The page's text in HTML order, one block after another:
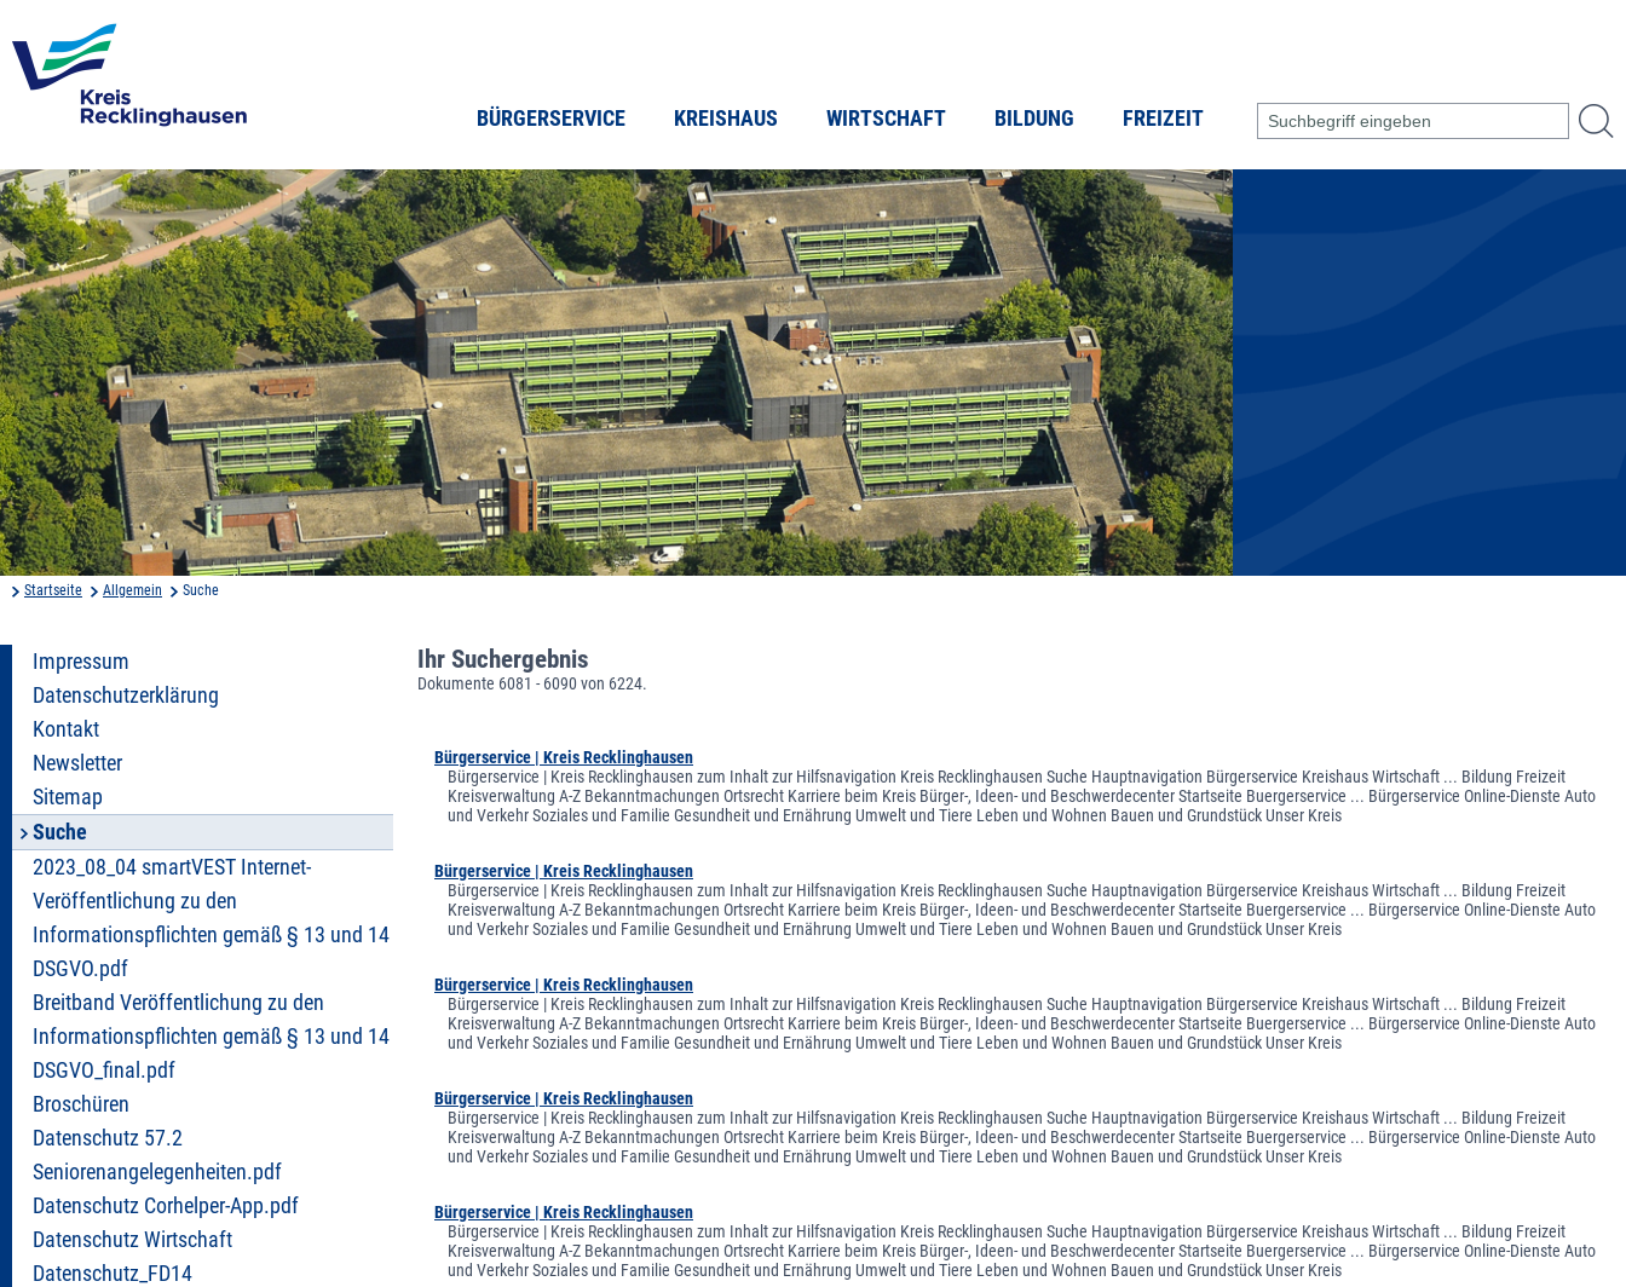
BÜRGERSERVICE KREISHAUS WIRTSCHAFT BILDUNG FREIZEIT
Startseite Allgemein Suche
Impressum
Datenschutzerklärung
Kontakt
Newsletter
Sitemap
Suche
2023_08_04 smartVEST Internet-
Veröffentlichung zu den
Informationspflichten gemäß § 13 und 14
DSGVO.pdf
Breitband Veröffentlichung zu den
Informationspflichten gemäß § 13 und 14
DSGVO_final.pdf
Broschüren
Datenschutz 57.2
Seniorenangelegenheiten.pdf
Datenschutz Corhelper-App.pdf
Datenschutz Wirtschaft
Datenschutz_FD14
Ihr Suchergebnis
Dokumente 6081 - 6090 von 6224.
Bürgerservice | Kreis Recklinghausen
Bürgerservice | Kreis Recklinghausen zum Inhalt zur Hilfsnavigation Kreis Recklinghausen Suche Hauptnavigation Bürgerservice Kreishaus Wirtschaft ... Bildung Freizeit
Kreisverwaltung A-Z Bekanntmachungen Ortsrecht Karriere beim Kreis Bürger-, Ideen- und Beschwerdecenter Startseite Buergerservice ... Bürgerservice Online-Dienste Auto
und Verkehr Soziales und Familie Gesundheit und Ernährung Umwelt und Tiere Leben und Wohnen Bauen und Grundstück Unser Kreis
Bürgerservice | Kreis Recklinghausen
Bürgerservice | Kreis Recklinghausen zum Inhalt zur Hilfsnavigation Kreis Recklinghausen Suche Hauptnavigation Bürgerservice Kreishaus Wirtschaft ... Bildung Freizeit
Kreisverwaltung A-Z Bekanntmachungen Ortsrecht Karriere beim Kreis Bürger-, Ideen- und Beschwerdecenter Startseite Buergerservice ... Bürgerservice Online-Dienste Auto
und Verkehr Soziales und Familie Gesundheit und Ernährung Umwelt und Tiere Leben und Wohnen Bauen und Grundstück Unser Kreis
Bürgerservice | Kreis Recklinghausen
Bürgerservice | Kreis Recklinghausen zum Inhalt zur Hilfsnavigation Kreis Recklinghausen Suche Hauptnavigation Bürgerservice Kreishaus Wirtschaft ... Bildung Freizeit
Kreisverwaltung A-Z Bekanntmachungen Ortsrecht Karriere beim Kreis Bürger-, Ideen- und Beschwerdecenter Startseite Buergerservice ... Bürgerservice Online-Dienste Auto
und Verkehr Soziales und Familie Gesundheit und Ernährung Umwelt und Tiere Leben und Wohnen Bauen und Grundstück Unser Kreis
Bürgerservice | Kreis Recklinghausen
Bürgerservice | Kreis Recklinghausen zum Inhalt zur Hilfsnavigation Kreis Recklinghausen Suche Hauptnavigation Bürgerservice Kreishaus Wirtschaft ... Bildung Freizeit
Kreisverwaltung A-Z Bekanntmachungen Ortsrecht Karriere beim Kreis Bürger-, Ideen- und Beschwerdecenter Startseite Buergerservice ... Bürgerservice Online-Dienste Auto
und Verkehr Soziales und Familie Gesundheit und Ernährung Umwelt und Tiere Leben und Wohnen Bauen und Grundstück Unser Kreis
Bürgerservice | Kreis Recklinghausen
Bürgerservice | Kreis Recklinghausen zum Inhalt zur Hilfsnavigation Kreis Recklinghausen Suche Hauptnavigation Bürgerservice Kreishaus Wirtschaft ... Bildung Freizeit
Kreisverwaltung A-Z Bekanntmachungen Ortsrecht Karriere beim Kreis Bürger-, Ideen- und Beschwerdecenter Startseite Buergerservice ... Bürgerservice Online-Dienste Auto
und Verkehr Soziales und Familie Gesundheit und Ernährung Umwelt und Tiere Leben und Wohnen Bauen und Grundstück Unser Kreis